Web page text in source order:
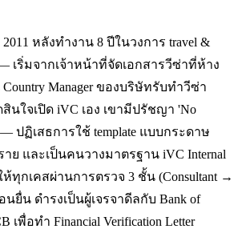
หลังทำงาน 8 ปีในวงการ travel &
— เริ่มจากเจ้าหน้าที่จัดเอกสารวีซ่าที่ห้าง
Manager ของบริษัทรับทำวีซ่า
ใจเปิด iVC เอง เขามีปรัชญา 'No
— ปฏิเสธการใช้ template แบบกระดาษ
ย และเป็นคนวางมาตรฐาน iVC Internal
ห้ทุกเคสผ่านการตรวจ 3 ชั้น (Consultant →
นยื่น ดำรงเป็นผู้เจรจาดีลกับ Bank of
เพื่อทำ Financial Verification Letter